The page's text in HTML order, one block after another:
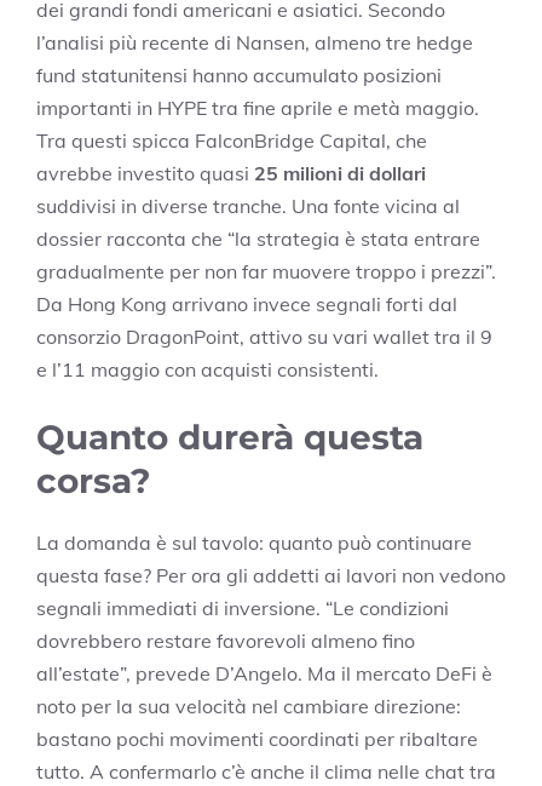
dei grandi fondi americani e asiatici. Secondo
l’analisi più recente di Nansen, almeno tre hedge
fund statunitensi hanno accumulato posizioni
importanti in HYPE tra fine aprile e metà maggio.
Tra questi spicca FalconBridge Capital, che
avrebbe investito quasi 25 milioni di dollari
suddivisi in diverse tranche. Una fonte vicina al
dossier racconta che “la strategia è stata entrare
gradualmente per non far muovere troppo i prezzi”.
Da Hong Kong arrivano invece segnali forti dal
consorzio DragonPoint, attivo su vari wallet tra il 9
e l’11 maggio con acquisti consistenti.
Quanto durerà questa
corsa?
La domanda è sul tavolo: quanto può continuare
questa fase? Per ora gli addetti ai lavori non vedono
segnali immediati di inversione. “Le condizioni
dovrebbero restare favorevoli almeno fino
all’estate”, prevede D’Angelo. Ma il mercato DeFi è
noto per la sua velocità nel cambiare direzione:
bastano pochi movimenti coordinati per ribaltare
tutto. A confermarlo c’è anche il clima nelle chat tra